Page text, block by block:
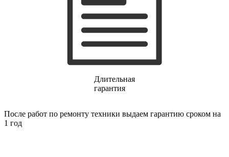
газовых плит
газовой поверхности
генераторов
генераторов азота
генераторов льда
гидравлических блоков питания
гидроаккумуляторов
гидромодулей
Длительная
гарантия
После работ по ремонту техники выдаем гарантию сроком на
1 год